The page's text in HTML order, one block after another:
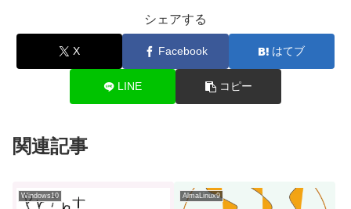
シェアする
X Facebook はてブ
LINE コピー
関連記事
Windows10 AlmaLinux9